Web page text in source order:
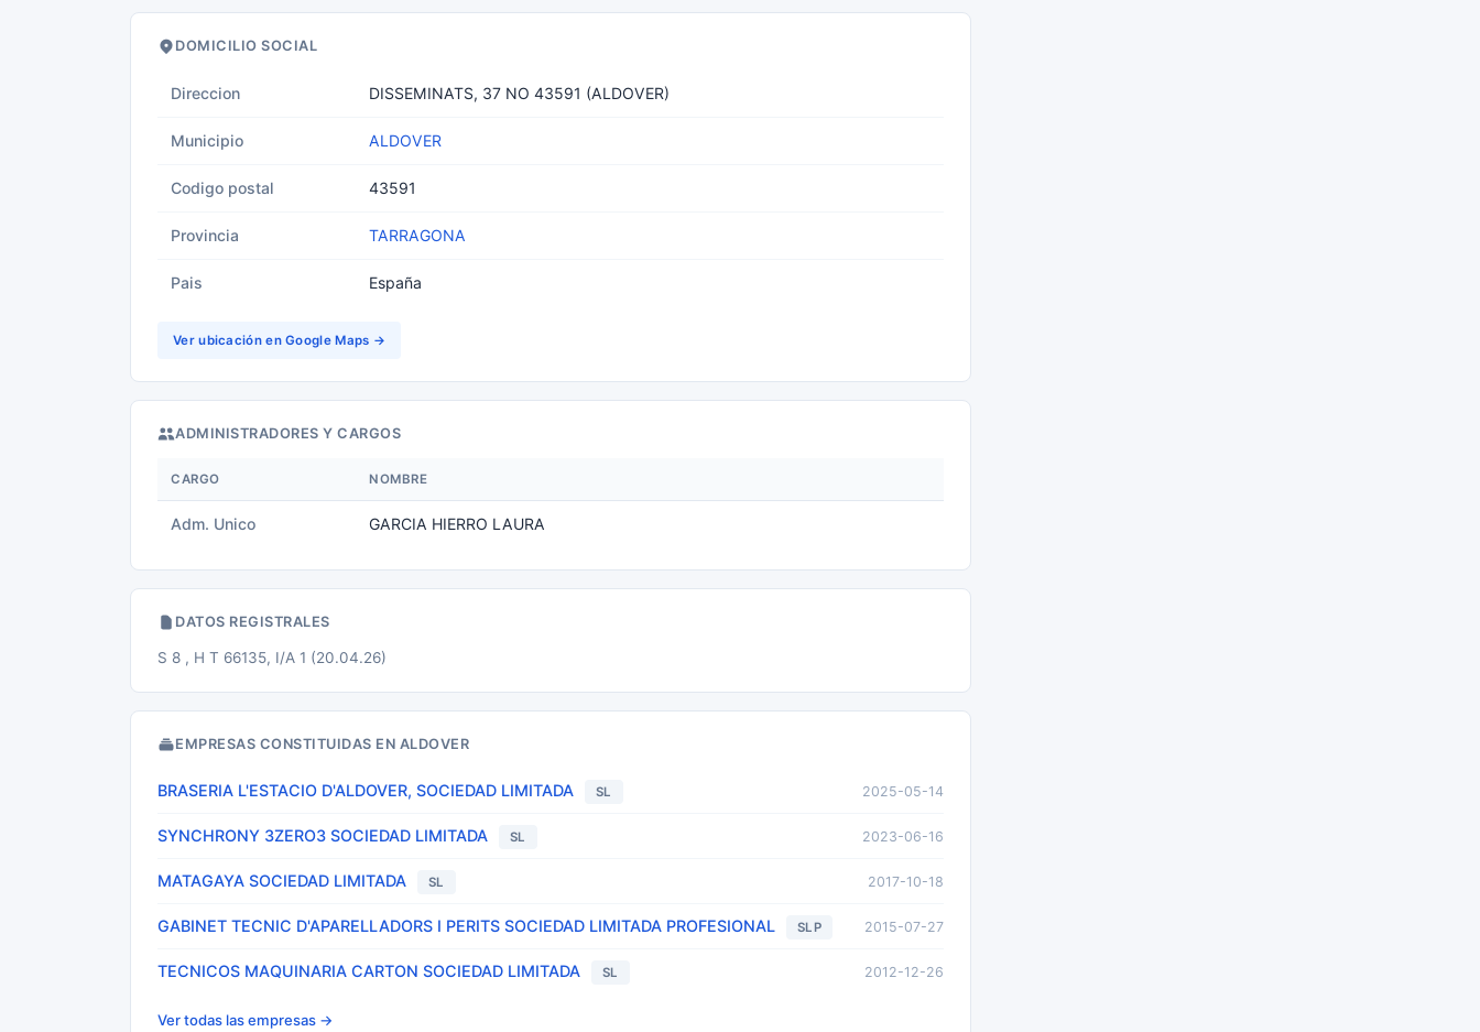
DOMICILIO SOCIAL
Direccion DISSEMINATS, 37 NO 43591 (ALDOVER)
Municipio ALDOVER
Codigo postal 43591
Provincia TARRAGONA
Pais España
Ver ubicación en Google Maps →
ADMINISTRADORES Y CARGOS
CARGO NOMBRE
Adm. Unico GARCIA HIERRO LAURA
DATOS REGISTRALES
S 8 , H T 66135, I/A 1 (20.04.26)
EMPRESAS CONSTITUIDAS EN ALDOVER
BRASERIA L'ESTACIO D'ALDOVER, SOCIEDAD LIMITADA SL 2025-05-14
SYNCHRONY 3ZERO3 SOCIEDAD LIMITADA SL 2023-06-16
MATAGAYA SOCIEDAD LIMITADA SL 2017-10-18
GABINET TECNIC D'APARELLADORS I PERITS SOCIEDAD LIMITADA PROFESIONAL SLP 2015-07-27
TECNICOS MAQUINARIA CARTON SOCIEDAD LIMITADA SL 2012-12-26
Ver todas las empresas →